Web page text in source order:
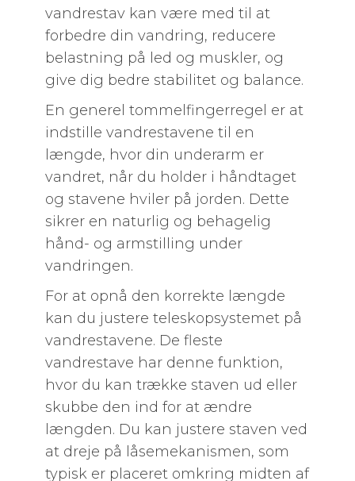
vandrestav kan være med til at
forbedre din vandring, reducere
belastning på led og muskler, og
give dig bedre stabilitet og balance.
En generel tommelfingerregel er at
indstille vandrestavene til en
længde, hvor din underarm er
vandret, når du holder i håndtaget
og stavene hviler på jorden. Dette
sikrer en naturlig og behagelig
hånd- og armstilling under
vandringen.
For at opnå den korrekte længde
kan du justere teleskopsystemet på
vandrestavene. De fleste
vandrestave har denne funktion,
hvor du kan trække staven ud eller
skubbe den ind for at ændre
længden. Du kan justere staven ved
at dreje på låsemekanismen, som
typisk er placeret omkring midten af